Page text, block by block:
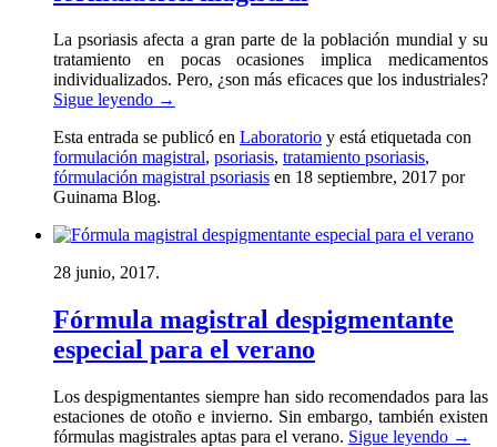
La psoriasis afecta a gran parte de la población mundial y su
tratamiento en pocas ocasiones implica medicamentos
individualizados. Pero, ¿son más eficaces que los industriales?
Sigue leyendo →
Esta entrada se publicó en Laboratorio y está etiquetada con
formulación magistral, psoriasis, tratamiento psoriasis,
fórmulación magistral psoriasis en 18 septiembre, 2017 por
Guinama Blog.
28 junio, 2017.
Fórmula magistral despigmentante
especial para el verano
Los despigmentantes siempre han sido recomendados para las
estaciones de otoño e invierno. Sin embargo, también existen
fórmulas magistrales aptas para el verano. Sigue leyendo →